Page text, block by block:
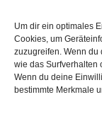
Um dir ein optimales
Cookies, um
zuzugreifen. Wenn du
wie das Surfverhalten
Wenn du deine
bestimmte Merkmale
10
11
17
18
24
25